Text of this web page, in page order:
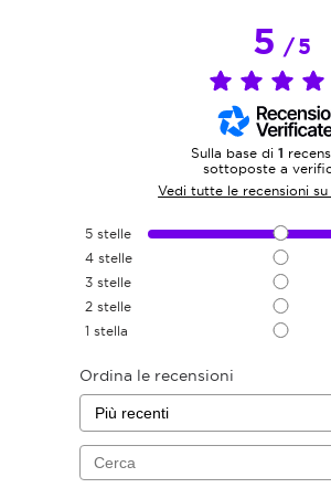
5/5
Sulla base di 1
sottoposte a
Vedi tutte le recensioni
5 stelle
4 stelle
3 stelle
2 stelle
1 stella
Ordina le recensioni